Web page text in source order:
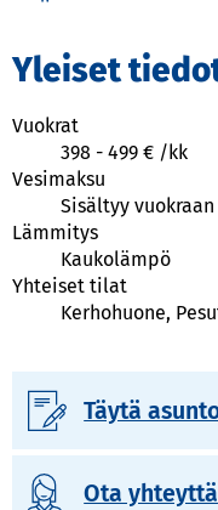
Yleiset
Vuokrat
398 - 499 € / kk
Vesimaksu
Sisältyy vuokraan
Lämmitys
Kaukolämpö
Yhteiset tilat
Kerhohuone,
Täytä
Ota yhteyttä